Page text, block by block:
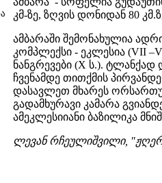
კმ-ზე, ზღვის დონიდან 80
ამბარაში შემონახულია
კომპლექსი - ეკლესია (VII
ნანგრევები (X ს.).
ჩვენამდე თითქმის
დასავლეთ მხარეს
გადამხურავი კამარა
ამეკლესიიანი ბაზილიკა
ლევან რჩეულიშვილი,